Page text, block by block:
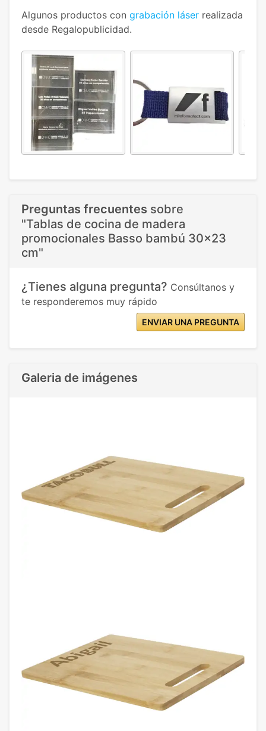
Algunos productos con grabación láser realizada
desde Regalopublicidad.
Preguntas frecuentes sobre
"Tablas de cocina de madera
promocionales Basso bambú 30x23
cm"
¿Tienes alguna pregunta? Consúltanos y
te responderemos muy rápido
ENVIAR UNA PREGUNTA
Galeria de imágenes